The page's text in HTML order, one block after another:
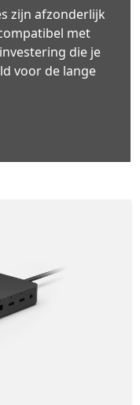
zijn afzonderlijk
met
die je
voor de lange